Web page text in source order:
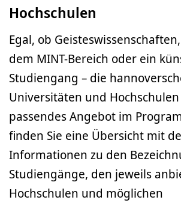
Hochschulen
Egal, ob
dem MINT-Bereich oder ein
Studiengang – die
Universitäten und
passendes Angebot im
finden Sie eine Übersicht mit
Informationen zu den
Studiengänge, den jeweils
Hochschulen und möglichen